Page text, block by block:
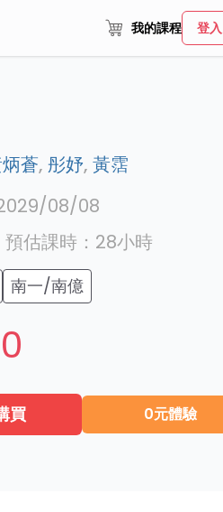
我的課程 登入
蒼, 彤妤, 黃霑
08/08
預估課時： 28小時
南一/南億
買 0元體驗